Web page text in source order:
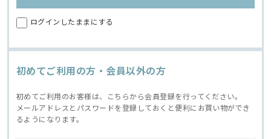
ログインしたままにする
初めてご利用の方・会員以外の方
初めてご利用のお客様は、こちらから会員登録を行ってください。
メールアドレスとパスワードを登録しておくと便利にお買い物ができ
るようになります。